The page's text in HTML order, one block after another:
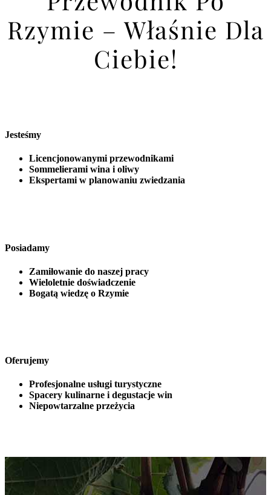
Rzymie – Właśnie Dla
Ciebie!
Jesteśmy
Licencjonowanymi przewodnikami
Sommelierami wina i oliwy
Ekspertami w planowaniu zwiedzania
Posiadamy
Zamiłowanie do naszej pracy
Wieloletnie doświadczenie
Bogatą wiedzę o Rzymie
Oferujemy
Profesjonalne usługi turystyczne
Spacery kulinarne i degustacje win
Niepowtarzalne przeżycia